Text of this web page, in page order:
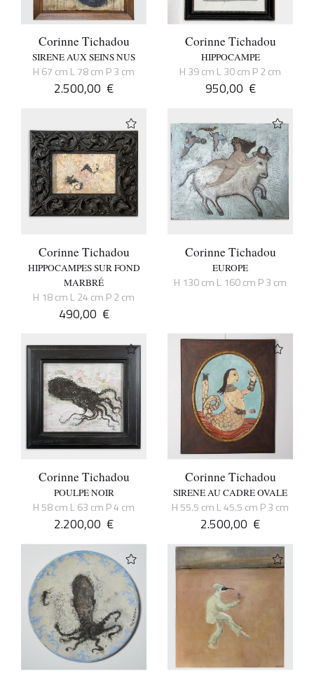
Corinne Tichadou
SIRENE AUX SEINS NUS
H 67 cm L 78 cm P 3 cm
2.500,00 €
Corinne Tichadou
HIPPOCAMPE
H 39 cm L 30 cm P 2 cm
950,00 €
Corinne Tichadou
HIPPOCAMPES SUR FOND
MARBRÉ
H 18 cm L 24 cm P 2 cm
490,00 €
Corinne Tichadou
EUROPE
H 130 cm L 160 cm P 3 cm
Corinne Tichadou
POULPE NOIR
H 58 cm L 63 cm P 4 cm
2.200,00 €
Corinne Tichadou
SIRENE AU CADRE OVALE
H 55.5 cm L 45.5 cm P 3 cm
2.500,00 €